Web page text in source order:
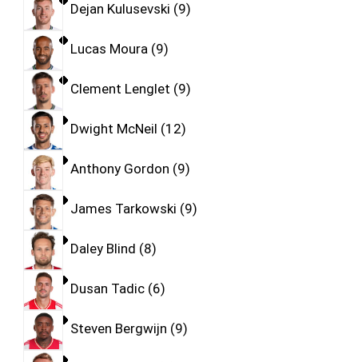
Dejan Kulusevski 9
Lucas Moura 9
Clement Lenglet 9
Dwight McNeil 12
Anthony Gordon 9
James Tarkowski 9
Daley Blind 8
Dusan Tadic 6
Steven Bergwijn 9